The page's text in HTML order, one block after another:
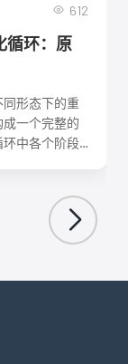
612
循环：原
形态下的重
一个完整的
中各个阶段
利用具有重要